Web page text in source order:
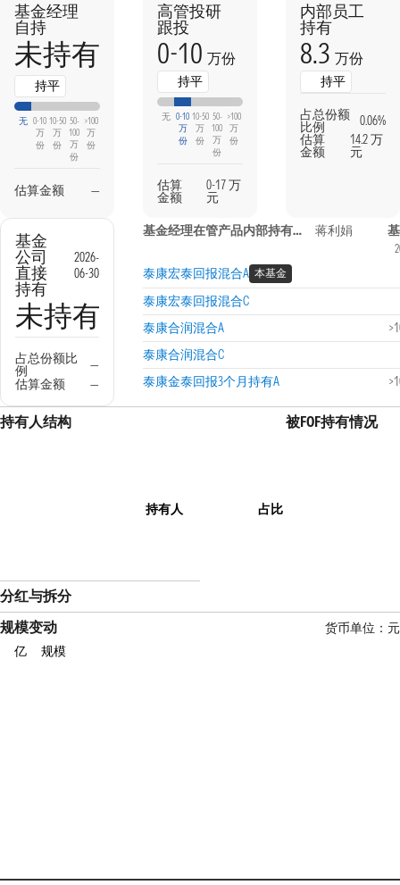
基金经理
自持
未持有
持平
无 0-10
万
份
10-50
万
份
50-
100
万
份
>100
万
份
估算金额 —
高管投研
跟投
0-10 万份
持平
无 0-10
万
份
10-50
万
份
50-
100
万
份
>100
万
份
估算
金额
0-17 万
元
内部员工
持有
8.3 万份
持平
占总份额
比例
0.06%
估算
金额
14.2 万
元
基金
公司
直接
持有
2026-
06-30
未持有
占总份额比
例
—
估算金额
—
基金经理在管产品内部持有信息 蒋利娟
泰康宏泰回报混合A 本基金
泰康宏泰回报混合C
泰康合润混合A
泰康合润混合C
泰康金泰回报3个月持有A
持有人结构
持有人 占比
被FOF持有情况
分红与拆分
规模变动
货币单位：元
亿
规模